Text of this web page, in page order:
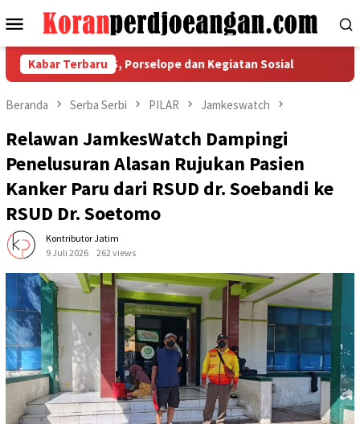
ke
Menu
Mobile
Kabar Terbaru
COS, Porselope dan Kegiatan Sosial Isu
Beranda Serba Serbi PILAR Jamkeswatch
Relawan JamkesWatch Dampingi
Penelusuran Alasan Rujukan Pasien
Kanker Paru dari RSUD dr. Soebandi ke
RSUD Dr. Soetomo
Kontributor Jatim
9 Juli 2026
262 views